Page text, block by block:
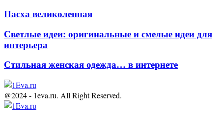
Пасха великолепная
Светлые идеи: оригинальные и смелые идеи для
интерьера
Стильная женская одежда… в интернете
@2024 - 1eva.ru. All Right Reserved.